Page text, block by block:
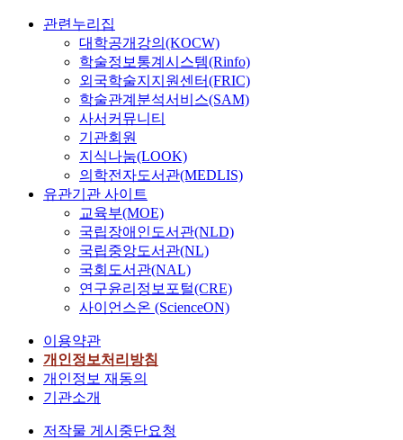
관련누리집
대학공개강의(KOCW)
학술정보통계시스템(Rinfo)
외국학술지지원센터(FRIC)
학술관계분석서비스(SAM)
사서커뮤니티
기관회원
지식나눔(LOOK)
의학전자도서관(MEDLIS)
유관기관 사이트
교육부(MOE)
국립장애인도서관(NLD)
국립중앙도서관(NL)
국회도서관(NAL)
연구윤리정보포털(CRE)
사이언스온 (ScienceON)
이용약관
개인정보처리방침
개인정보 재동의
기관소개
저작물 게시중단요청